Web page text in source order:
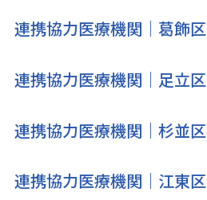
連携協力医療機関｜葛飾区
連携協力医療機関｜足立区
連携協力医療機関｜杉並区
連携協力医療機関｜江東区